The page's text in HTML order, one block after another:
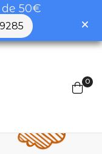
50€
0